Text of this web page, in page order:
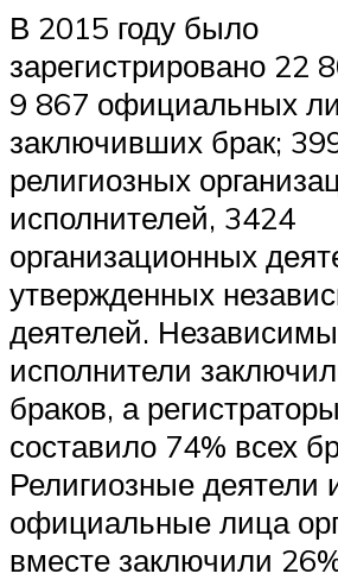
В 2015 году было
зарегистрировано 22
9 867 официальных
заключивших брак;
религиозных
исполнителей, 3424
организационных
утвержденных
деятелей.
исполнители
браков, а
составило 74% всех
Религиозные деятели
официальные лица
вместе заключили